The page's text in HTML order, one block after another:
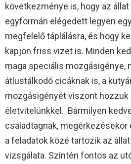
következménye is, hogy az
egyformán elégedett legyen
megfelelő táplálásra, és hogy
kapjon friss vizet is. Minden
maga speciális mozgásigénye,
átlustálkodó cicáknak is, a
mozgásigényét viszont hozzuk
életvitelünkkel. Bármilyen
családtagnak, megérkezésekor
a feladatok közé tartozik az
vizsgálata. Szintén fontos az